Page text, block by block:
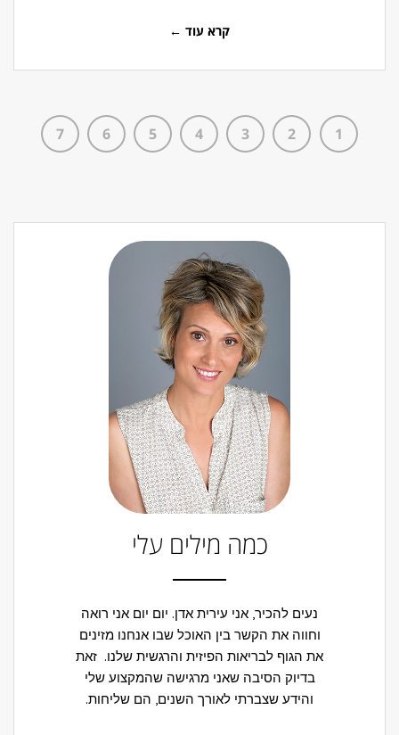
קרא עוד ←
1
2
3
4
5
6
7
כמה מילים עלי
נעים להכיר, אני עירית אדן. יום יום אני רואה
וחווה את הקשר בין האוכל שבו אנחנו מזינים
את הגוף לבריאות הפיזית והרגשית שלנו. זאת
בדיוק הסיבה שאני מרגישה שהמקצוע שלי
והידע שצברתי לאורך השנים, הם שליחות.